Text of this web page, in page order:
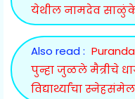
येथील नामदेव
Also read :
पुन्हा जुळले मैत्रीचे
विद्यार्थ्यांचा